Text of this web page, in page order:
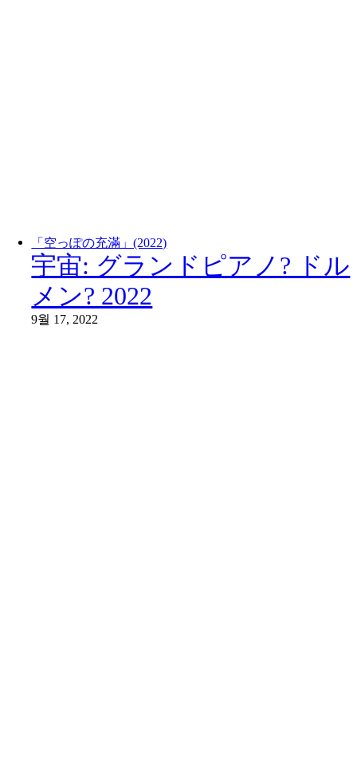
「空っぽの充滿」(2022)
宇宙: グランドピアノ? ドル
メン? 2022
9월 17, 2022